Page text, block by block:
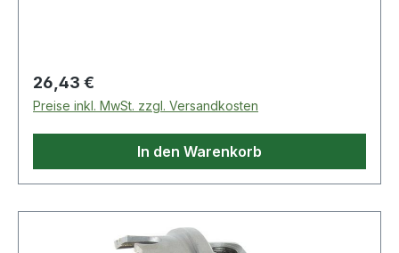
Regulärer Preis:
26,43 €
Preise inkl. MwSt. zzgl. Versandkosten
In den Warenkorb